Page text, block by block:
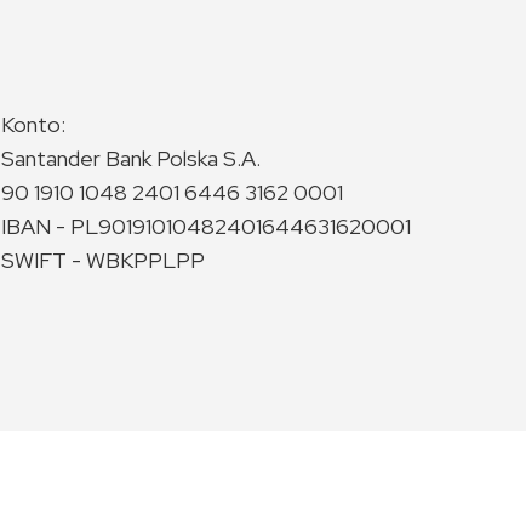
Konto:
Santander Bank Polska S.A.
90 1910 1048 2401 6446 3162 0001
IBAN - PL90191010482401644631620001
SWIFT - WBKPPLPP